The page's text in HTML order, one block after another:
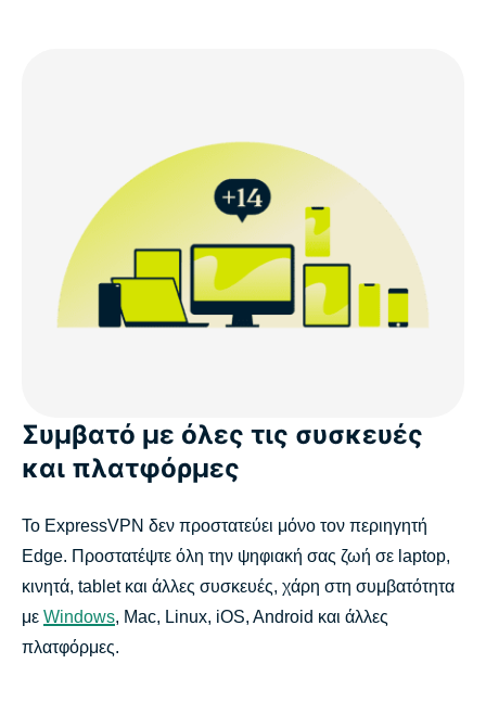
Συμβατό με όλες τις συσκευές
και πλατφόρμες
Το ExpressVPN δεν προστατεύει μόνο τον περιηγητή
Edge. Προστατέψτε όλη την ψηφιακή σας ζωή σε laptop,
κινητά, tablet και άλλες συσκευές, χάρη στη συμβατότητα
με Windows, Mac, Linux, iOS, Android και άλλες
πλατφόρμες.